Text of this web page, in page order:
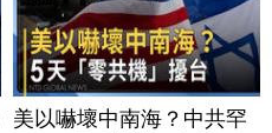
美以嚇壞中南海？中共罕